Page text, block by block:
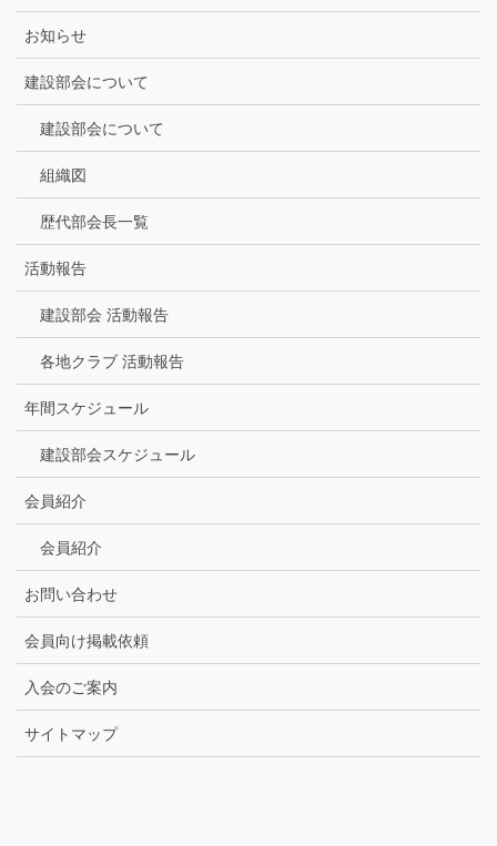
お知らせ
建設部会について
建設部会について
組織図
歴代部会長一覧
活動報告
建設部会 活動報告
各地クラブ 活動報告
年間スケジュール
建設部会スケジュール
会員紹介
会員紹介
お問い合わせ
会員向け掲載依頼
入会のご案内
サイトマップ